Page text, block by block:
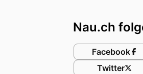
Nau.ch
Facebook
Twitter